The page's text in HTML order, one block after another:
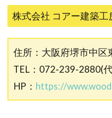
株式会社 コアー建築工
住所：大阪府堺市中区
TEL：072-239-2880(
HP： https://